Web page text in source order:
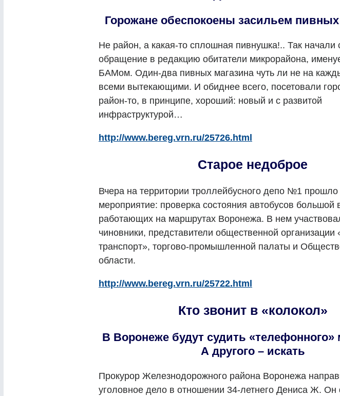
Горожане обеспокоены засильем
Не район, а какая-то сплошная пивнушка!.. Так начали
обращение в редакцию обитатели микрорайона,
БАМом. Один-два пивных магазина чуть ли не на
всеми вытекающими. И обиднее всего, посетовали
район-то, в принципе, хороший: новый и с развитой
инфраструктурой…
http://www.bereg.vrn.ru/25726.html
Старое недоброе
Вчера на территории троллейбусного депо №1 прошло
мероприятие: проверка состояния автобусов большой
работающих на маршрутах Воронежа. В нем
чиновники, представители общественной организации
транспорт», торгово-промышленной палаты и
области.
http://www.bereg.vrn.ru/25722.html
Кто звонит в «колокол»
В Воронеже будут судить «телефонного»
А другого – искать
Прокурор Железнодорожного района Воронежа
уголовное дело в отношении 34-летнего Дениса Ж. Он